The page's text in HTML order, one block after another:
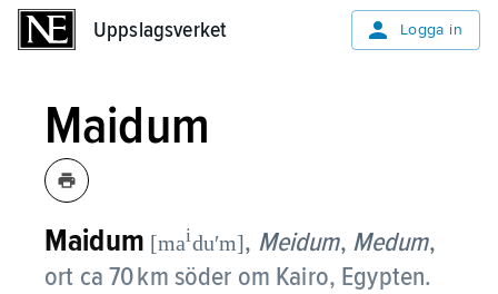
Uppslagsverket Logga in
Maidum
Maidum [maiduʹm], Meidum, Medum,
ort ca 70 km söder om Kairo, Egypten.